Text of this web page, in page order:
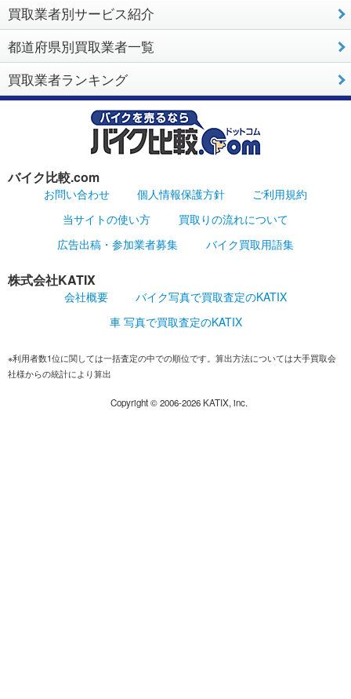
買取業者別サービス紹介
都道府県別買取業者一覧
買取業者ランキング
バイク比較.com
お問い合わせ 個人情報保護方針
ご利用規約
当サイトの使い方
買取りの流れについて
広告出稿・参加業者募集
バイク買取用語集
株式会社KATIX
会社概要
バイク写真で買取査定のKATIX
車 写真で買取査定のKATIX
※利用者数1位に関しては一括査定の中での順位です。算出方法については大手買取会
社様からの統計により算出
Copyright ©2006-2026KATIX, inc.